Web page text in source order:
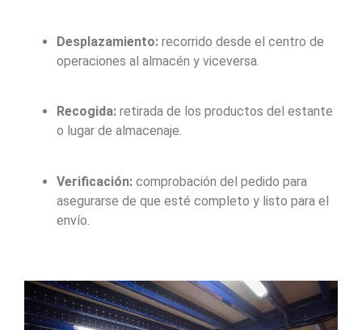
Desplazamiento: recorrido desde el centro de
operaciones al almacén y viceversa.
Recogida: retirada de los productos del estante
o lugar de almacenaje.
Verificación: comprobación del pedido para
asegurarse de que esté completo y listo para el
envío.